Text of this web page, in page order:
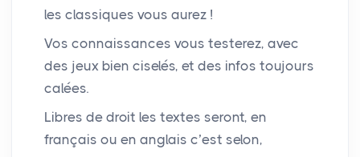
les classiques vous aurez !
Vos connaissances vous testerez, avec
des jeux bien ciselés, et des infos toujours
calées.
Libres de droit les textes seront, en
français ou en anglais c’est selon,